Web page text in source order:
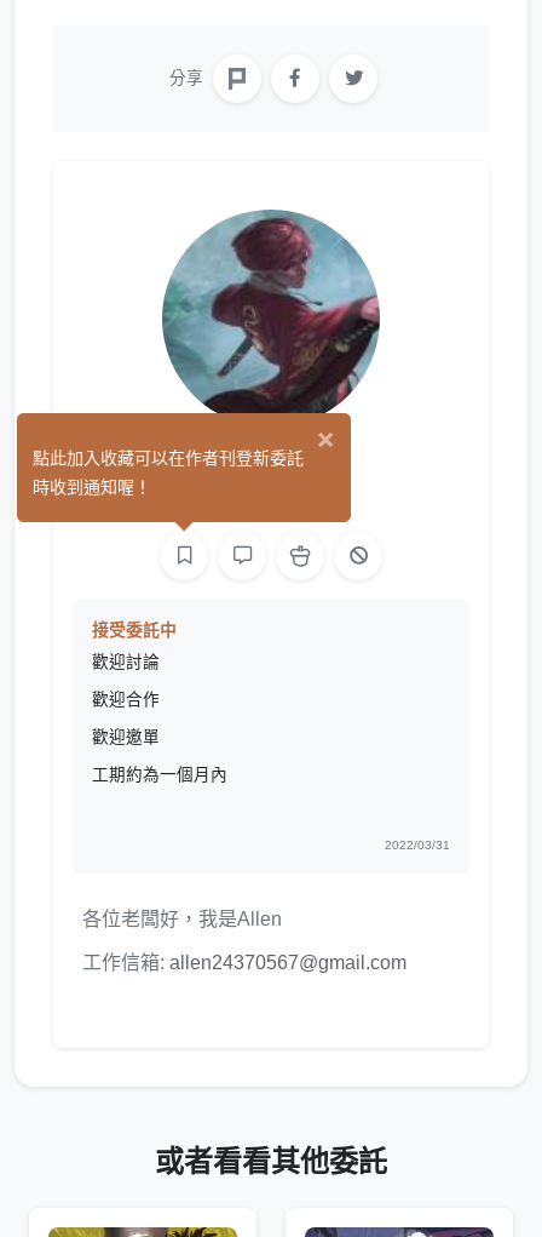
分享
ALLEN
接受委託中
歡迎討論
歡迎合作
歡迎邀單
工期約為一個月內
2022/03/31
各位老闆好，我是Allen
工作信箱: allen24370567@gmail.com
或者看看其他委託
×
點此加入收藏可以在作者刊登新委託
時收到通知喔！